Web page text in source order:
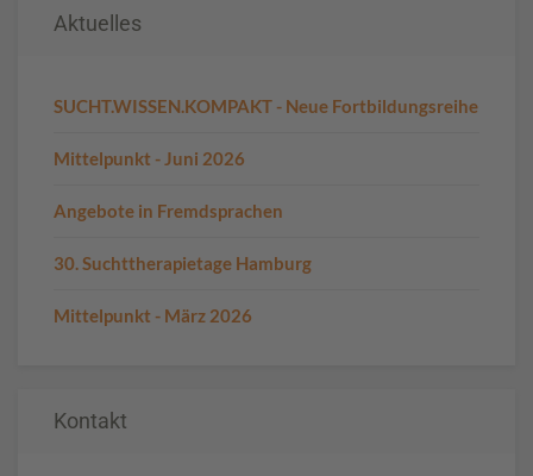
Aktuelles
SUCHT.WISSEN.KOMPAKT - Neue Fortbildungsreihe
Mittelpunkt - Juni 2026
Angebote in Fremdsprachen
30. Suchttherapietage Hamburg
Mittelpunkt - März 2026
Kontakt